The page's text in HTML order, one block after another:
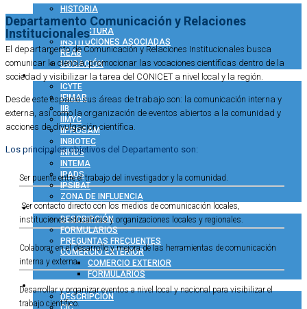
HISTORIA
ACERCA DEL CCT
ESTRUCTURA
INSTITUCIONES ASOCIADAS
REAB
UBICACIÓN
INVESTIGACIÓN
ICYTE
IFIMAR
IIB
IIMYC
IIPROSAM
INBIOTEC
INHUS
INTEMA
IPADS
IPSIBAT
ZONA DE INFLUENCIA
ADMINISTRACIÓN
DESCRIPCIÓN
FORMULARIOS
PREGUNTAS FRECUENTES
COMERCIO EXTERIOR
COMERCIO EXTERIOR
FORMULARIOS
RRHH
DESCRIPCIÓN
Departamento Comunicación y Relaciones
Institucionales
El departamento de Comunicación y Relaciones Institucionales busca
comunicar la ciencia, promocionar las vocaciones científicas dentro de la
sociedad y visibilizar la tarea del CONICET a nivel local y la región.
Desde este espacio sus áreas de trabajo son: la comunicación interna y
externa, así como la organización de eventos abiertos a la comunidad y
acciones de divulgación científica.
Los principales objetivos del Departamento son:
Ser puente entre el trabajo del investigador y la comunidad.
Ser contacto directo con los medios de comunicación locales,
instituciones educativas y organizaciones locales y regionales.
Colaborar en el desarrollo y mejora de las herramientas de comunicación
interna y externa.
Desarrollar y organizar eventos a nivel local y nacional para visibilizar el
trabajo científico.